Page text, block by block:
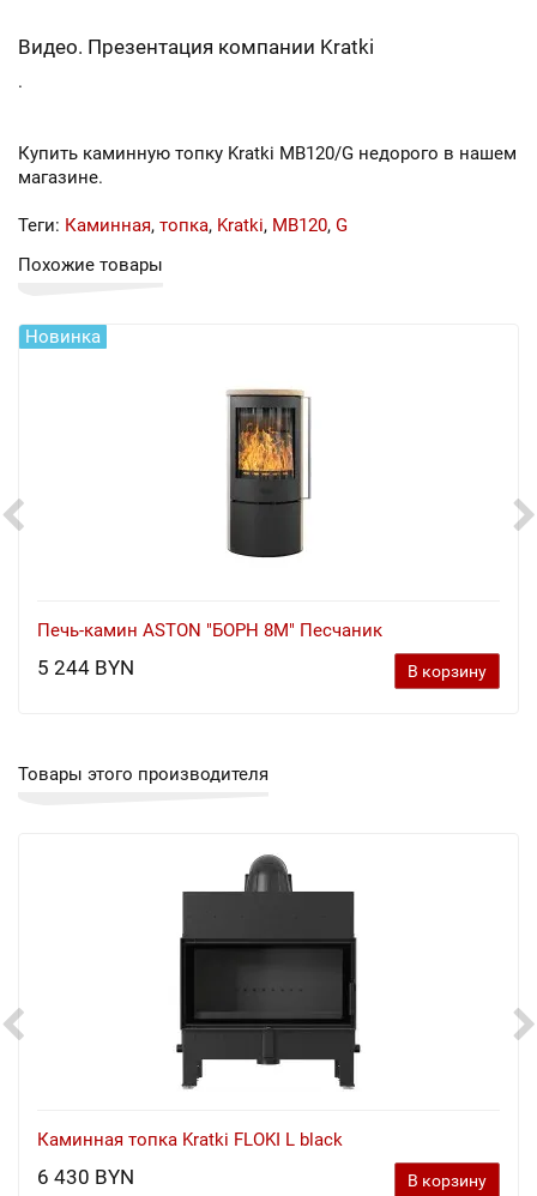
Видео. Презентация компании Kratki
.
Купить каминную топку Kratki MB120/G недорого в нашем
магазине.
Теги: Каминная, топка, Kratki, MB120, G
Похожие товары
Новинка
Печь-камин ASTON "БОРН 8М" Песчаник
5 244 BYN В корзину
Товары этого производителя
Каминная топка Kratki FLOKI L black
6 430 BYN В корзину